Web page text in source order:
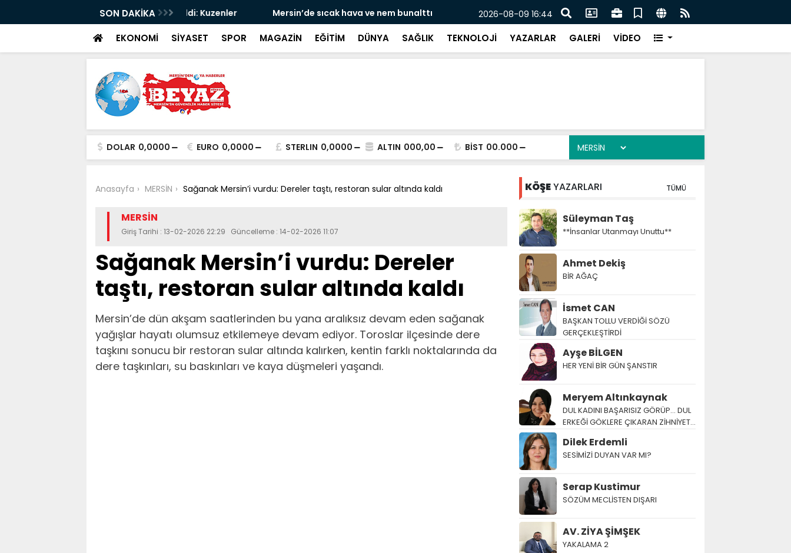
SON DAKİKA
ölü sayısı 2’ye yükseldi: Kuzenler Mersin’de sıcak hava ve nem bunalttı Tarsus’ta silahlı kavga: Kuzenlerden biri öldü, diğeri ağır yaralandı
2026-08-09 16:44
EKONOMİ SİYASET SPOR MAGAZİN EĞİTİM DÜNYA SAĞLIK TEKNOLOJİ YAZARLAR GALERİ VİDEO
DOLAR 0,0000 EURO 0,0000 STERLIN 0,0000 ALTIN 000,00 BİST 00.000
Anasayfa MERSİN Sağanak Mersin’i vurdu: Dereler taştı, restoran sular altında kaldı
MERSİN
Giriş Tarihi : 13-02-2026 22:29 Güncelleme : 14-02-2026 11:07
Sağanak Mersin’i vurdu: Dereler
taştı, restoran sular altında kaldı
Mersin’de dün akşam saatlerinden bu yana aralıksız devam eden sağanak
yağışlar hayatı olumsuz etkilemeye devam ediyor. Toroslar ilçesinde dere
taşkını sonucu bir restoran sular altında kalırken, kentin farklı noktalarında da
dere taşkınları, su baskınları ve kaya düşmeleri yaşandı.
KÖŞEYAZARLARI TÜMÜ
Süleyman Taş
**İnsanlar Utanmayı Unuttu**
Ahmet Dekiş
BİR AĞAÇ
İsmet CAN
BAŞKAN TOLLU VERDİĞİ SÖZÜ
GERÇEKLEŞTİRDİ
Ayşe BİLGEN
HER YENİ BİR GÜN ŞANSTIR
Meryem Altınkaynak
DUL KADINI BAŞARISIZ GÖRÜP… DUL
ERKEĞİ GÖKLERE ÇIKARAN ZİHNİYET…
Dilek Erdemli
SESİMİZİ DUYAN VAR MI?
Serap Kustimur
SÖZÜM MECLİSTEN DIŞARI
AV. ZİYA ŞİMŞEK
YAKALAMA 2